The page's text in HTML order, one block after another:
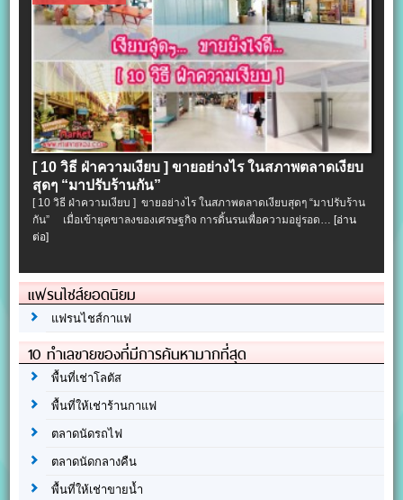
[ 10 วิธี ฝ่าความเงียบ ] ขายอย่างไร ในสภาพตลาดเงียบ
สุดๆ “มาปรับร้านกัน”
[ 10 วิธี ฝ่าความเงียบ ] ขายอย่างไร ในสภาพตลาดเงียบสุดๆ “มาปรับร้าน
กัน” เมื่อเข้ายุคขาลงของเศรษฐกิจ การดิ้นรนเพื่อความอยู่รอด…[อ่าน
ต่อ]
แฟรนไชส์ยอดนิยม
แฟรนไชส์กาแฟ
10 ทำเลขายของที่มีการค้นหามากที่สุด
พื้นที่เช่าโลตัส
พื้นที่ให้เช่าร้านกาแฟ
ตลาดนัดรถไฟ
ตลาดนัดกลางคืน
พื้นที่ให้เช่าขายน้ำ